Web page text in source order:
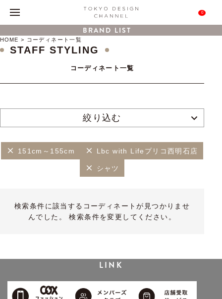
0
BRAND LIST
HOME コーディネート一覧
STAFF STYLING
コーディネート一覧
絞り込む
151cm～155cm Lbc with Lifeプリコ西明石店
シャツ
検索条件に該当するコーディネートが見つかりませ
んでした。 検索条件を変更してください。
LINK